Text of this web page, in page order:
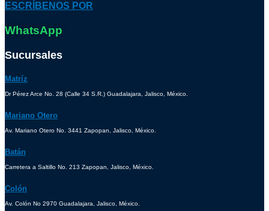
ESCRÍBENOS POR
WhatsApp
Sucursales
Matríz
Dr Pérez Arce No. 28 (Calle 34 S.R.) Guadalajara, Jalisco, México.
Mariano Otero
Av. Mariano Otero No. 3441 Zapopan, Jalisco, México.
Batán
Carretera a Saltillo No. 213 Zapopan, Jalisco, México.
Colón
Av. Colón No 2970 Guadalajara, Jalisco, México.